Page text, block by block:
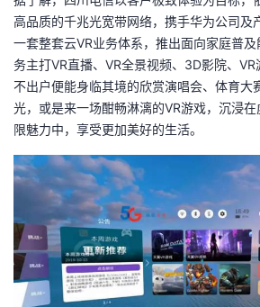
高品质的千兆光宽带网络，携手华为公司及
一套整套云VR业务体系，推出面向家庭普
务主打VR直播、VR全景视频、3D影院、
不出户便能身临其境的欣赏演唱会、体育大
光，或是来一场酣畅淋漓的VR游戏，沉浸
限魅力中，享受更加美好的生活。